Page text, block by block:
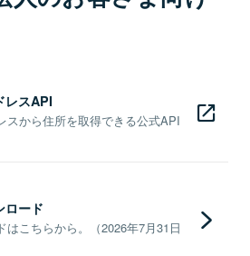
レスAPI
スから住所を取得できる公式API
ロード
こちらから。（2026年7月31日